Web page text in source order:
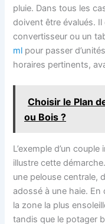
pluie. Dans tous les
doivent être évalués. Il
convertisseur ou un
ml pour passer
horaires pertinents,
Choisir le Plan
ou Bois ?
L’exemple d’un
illustre cette
une pelouse centrale,
adossé à une haie.
la zone la plus
tandis que le potager